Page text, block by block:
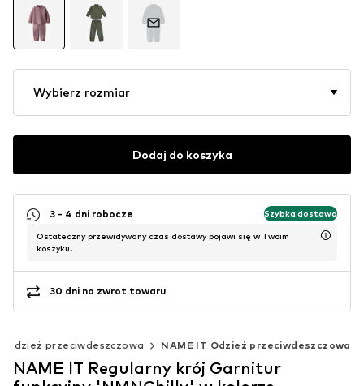
Wybierz rozmiar
Dodaj do koszyka
3 - 4 dni robocze Szybka dostawa
Ostateczny przewidywany czas dostawy pojawi się w Twoim
koszyku.
30 dni na zwrot towaru
Odzież przeciwdeszczowa NAME IT Odzież przeciwdeszczowa
NAME IT Regularny krój Garnitur